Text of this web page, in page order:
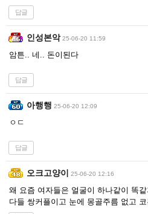
답글
인성본악 25-06-20 11:59
암튼.. 네.. 돈이된다
답글
아행행 25-06-20 12:09
ㅇㄷ
답글
오크고양이 25-06-20 12:16
왜 요즘 여자들은 얼굴이 하나같이 똑
다들 쌍커플이고 눈에 몽골주름 없고